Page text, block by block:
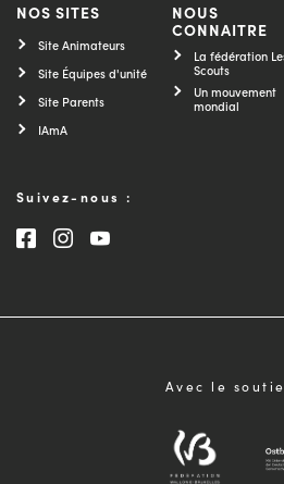
NOS SITES
Site Animateurs
Site Équipes d'unité
Site Parents
IAmA
NOUS
CONNAITRE
La fédération
Scouts
Un mouvement
mondial
Suivez-nous :
Consultez notre page
Consultez notre page
Consultez notre
Avec le